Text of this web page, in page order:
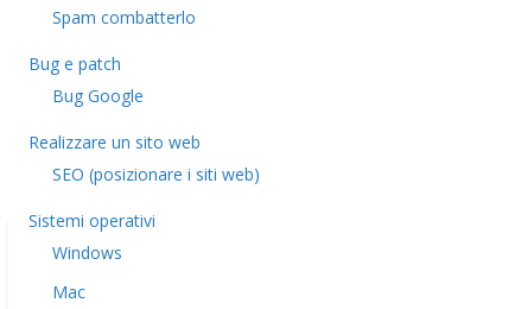
Spam combatterlo
Bug e patch
Bug Google
Realizzare un sito web
SEO (posizionare i siti web)
Sistemi operativi
Windows
Mac